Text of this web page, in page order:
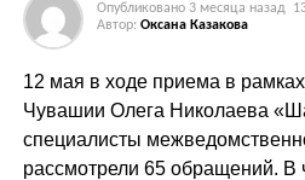
Опубликовано 3 месяца назад
Автор: Оксана Казакова
12 мая в ходе приема в
Чувашии Олега Николаева
специалисты
рассмотрели 65 обращений. В